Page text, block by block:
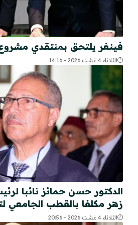
فينغر يلتحق بمنتقدي مشروع
الثلاثاء 4 غشت 2026 - 14:16
الدكتور حسن حمائز نائبا
زهر مكلفا بالقطب الجامعي
الثلاثاء 4 غشت 2026 - 20:56